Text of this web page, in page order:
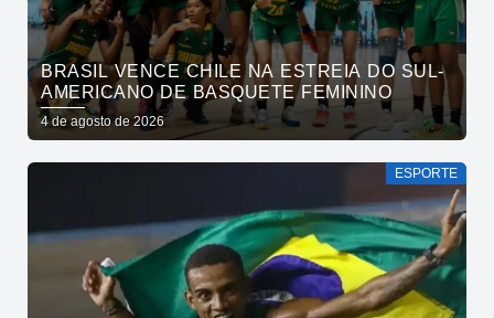
BRASIL VENCE CHILE NA ESTREIA DO SUL-
AMERICANO DE BASQUETE FEMININO
4 de agosto de 2026
ESPORTE